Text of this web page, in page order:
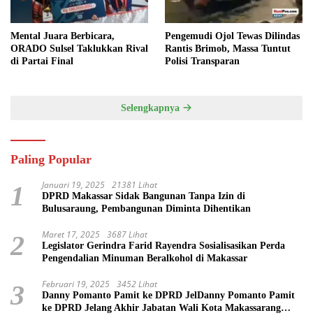
Mental Juara Berbicara,
ORADO Sulsel Taklukkan Rival
di Partai Final
Pengemudi Ojol Tewas Dilindas
Rantis Brimob, Massa Tuntut
Polisi Transparan
Selengkapnya
Paling Popular
1 Januari 19, 2025 21381 Lihat
DPRD Makassar Sidak Bangunan Tanpa Izin di
Bulusaraung, Pembangunan Diminta Dihentikan
2 Maret 17, 2025 3687 Lihat
Legislator Gerindra Farid Rayendra Sosialisasikan Perda
Pengendalian Minuman Beralkohol di Makassar
3 Februari 19, 2025 3452 Lihat
Danny Pomanto Pamit ke DPRD JelDanny Pomanto Pamit
ke DPRD Jelang Akhir Jabatan Wali Kota Makassarang